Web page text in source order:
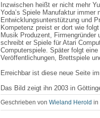
Inzwischen heißt er nicht mehr
Yoda’s Spiele Manufaktur
Entwicklungsunterstützung und
Kompetenz preist er dort wie
Musik Produzent,
schreibt er Spiele für Atari
Computerspiele. Später folgt
Veröffentlichungen, Brettspiele
Erreichbar ist diese neue Seite
Das Bild zeigt ihn 2003 in
Geschrieben vonWieland Herold in